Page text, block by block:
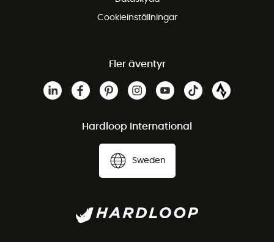
Cookieinställningar
Fler äventyr
Hardloop International
Sweden